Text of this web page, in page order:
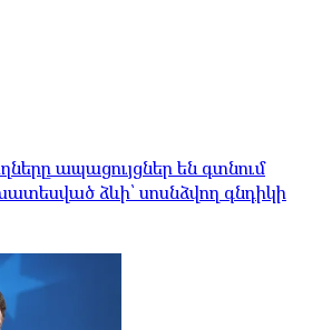
ապացույցներ են գտնում
ձևի՝ սոսնձվող գնդիկի